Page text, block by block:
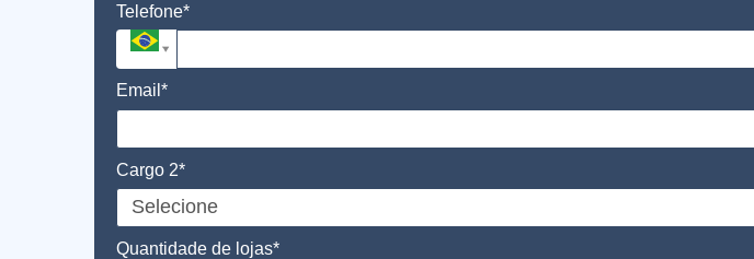
Telefone*
Email*
Cargo 2*
Quantidade de lojas*